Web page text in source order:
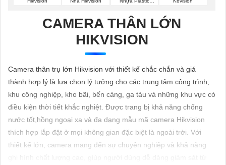
LẮP
ĐẶT
PHỤ
KIỆN
CAMERA THÂN LỚN
HIKVISION
Camera thân trụ lớn Hikvision với thiết kế chắc chắn và giá
thành hợp lý là lựa chọn lý tưởng cho các trung tâm công trình,
khu công nghiệp, kho bãi, bến cảng, ga tàu và những khu vực có
điều kiện thời tiết khắc nghiệt. Được trang bị khả năng chống
nước tốt,hồng ngoại xa và đa dạng mẫu mã camera Hikvision
thích hợp lắp đặt ở mọi không gian đặc biệt là ngoài trời. Với
thiết kế lớn, camera mang đến sự chuyên nghiệp và khả năng